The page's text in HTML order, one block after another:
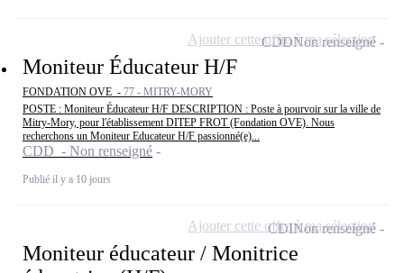
Moniteur Éducateur H/F
FONDATION OVE - 77 - MITRY-MORY
POSTE : Moniteur Éducateur H/F DESCRIPTION : Poste à pourvoir sur la ville de
Mitry-Mory, pour l'établissement DITEP FROT (Fondation OVE). Nous
recherchons un Moniteur Educateur H/F passionné(e)...
CDD - Non renseigné
Publié il y a 10 jours
CDDNon renseigné
Ajouter cette offre à ma sélection
Moniteur éducateur / Monitrice
CDINon renseigné
Ajouter cette offre à ma sélection